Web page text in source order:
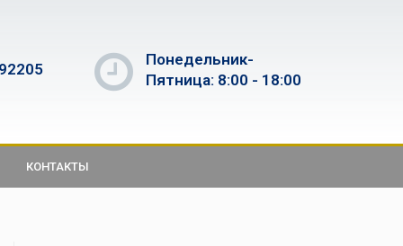
Понедельник-
Пятница: 8:00 - 18:00
КОНТАКТЫ